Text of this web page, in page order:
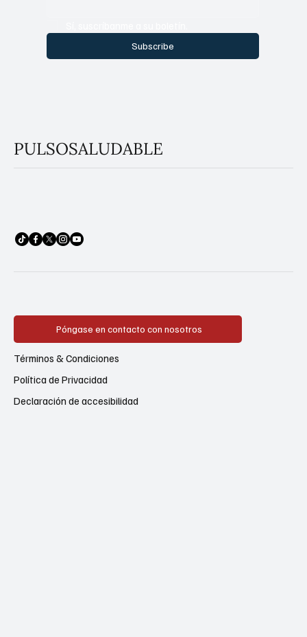
Subscribe
PULSOSALUDABLE
Póngase en contacto con nosotros
Política de Privacidad
Términos & Condiciones
Declaración de accesibilidad